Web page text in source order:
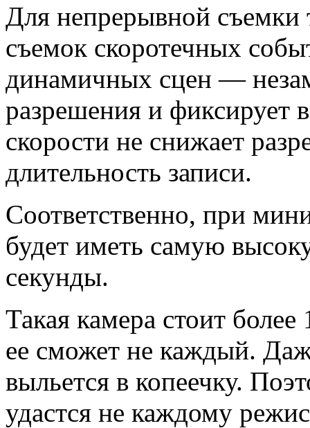
Для непрерывной съемки
съемок скоротечных
динамичных сцен —
разрешения и фиксирует
скорости не снижает
длительность записи.
Соответственно, при
будет иметь самую
секунды.
Такая камера стоит
ее сможет не каждый.
выльется в копеечку.
удастся не каждому